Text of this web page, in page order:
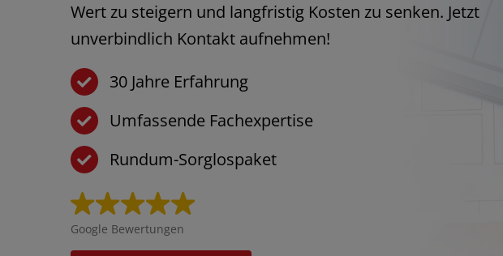
Wert zu steigern und langfristig Kosten zu senken. Jetzt
unverbindlich Kontakt aufnehmen!
30 Jahre Erfahrung
Umfassende Fachexpertise
Rundum-Sorglospaket
Google Bewertungen